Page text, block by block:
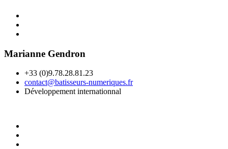
Marianne Gendron
+33 (0)9.78.28.81.23
contact@batisseurs-numeriques.fr
Développement internationnal